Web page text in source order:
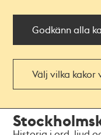
Godkänn alla
Välj vilka kakor
navigationen
huvudinnehållet